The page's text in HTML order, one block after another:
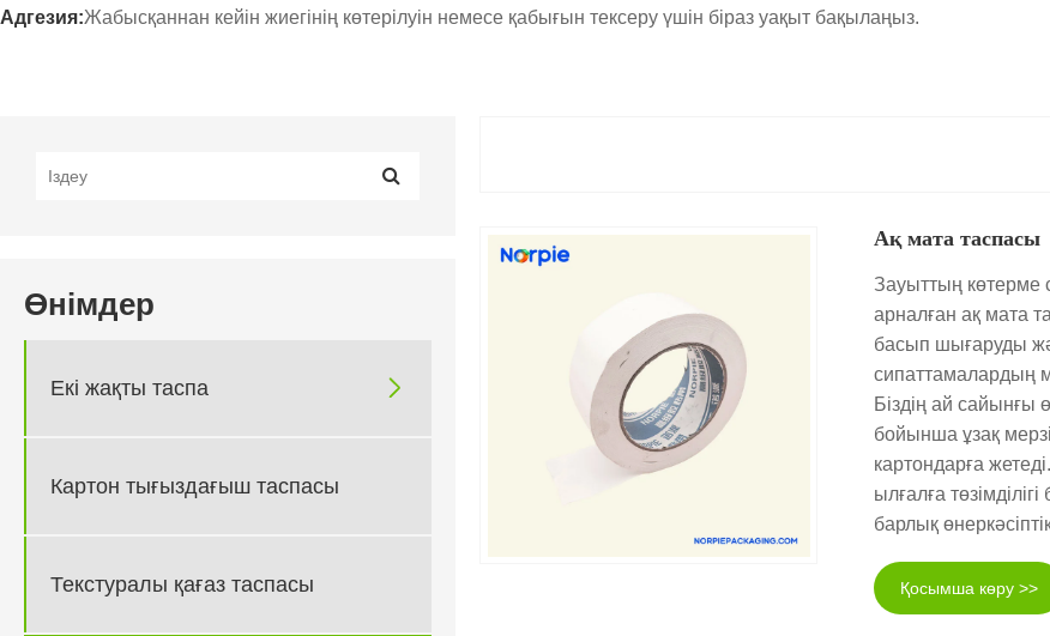
Адгезия:Жабысқаннан кейін жиегінің көтерілуін немесе қабығын тексеру үшін біраз уақыт бақылаңыз.
Өнімдер
Екі жақты таспа 
Картон тығыздағыш таспасы
Текстуралы қағаз таспасы
Ақ мата таспасы
Зауыттың көтерме
арналған ақ мата
басып шығаруды
сипаттамалардың
Біздің ай сайынғы
бойынша ұзақ
картондарға
ылғалға
барлық
Қосымша көру >>